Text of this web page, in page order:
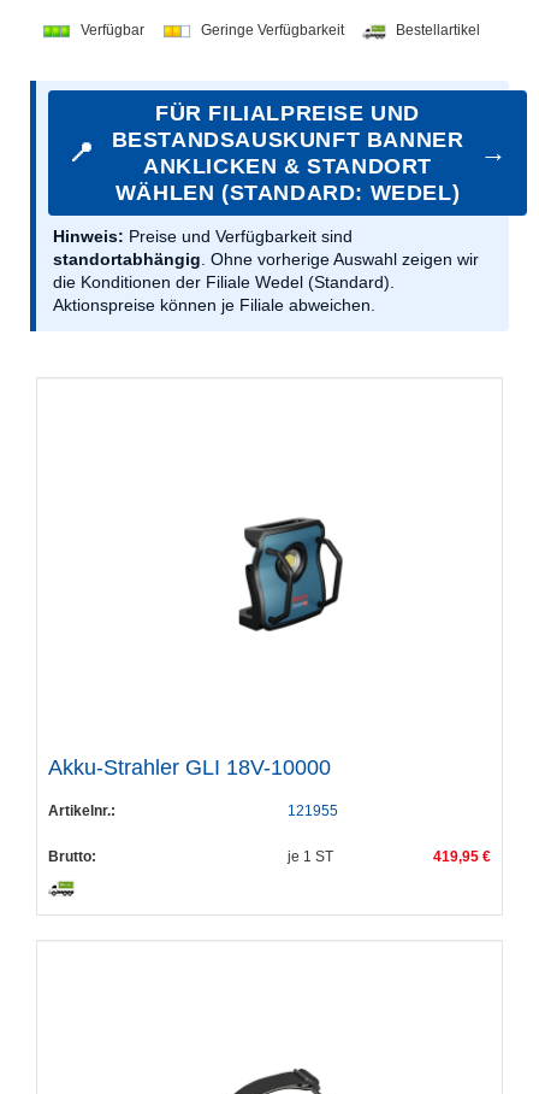
Verfügbar Geringe Verfügbarkeit Bestellartikel
📍
FÜR FILIALPREISE UND
BESTANDSAUSKUNFT BANNER
ANKLICKEN & STANDORT
WÄHLEN (STANDARD: WEDEL)
→
Hinweis: Preise und Verfügbarkeit sind
standortabhängig . Ohne vorherige Auswahl zeigen wir
die Konditionen der Filiale Wedel (Standard).
Aktionspreise können je Filiale abweichen.
Akku-Strahler GLI 18V-10000
Artikelnr.: 121955
Brutto: je 1 ST 419,95 €